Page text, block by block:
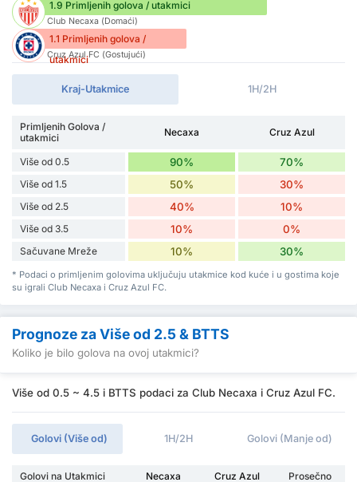
1.9 Primljenih golova / utakmici
Club Necaxa (Domaći)
1.1 Primljenih golova /
utakmici
Cruz Azul FC (Gostujući)
Kraj-Utakmice 1H/2H
Primljenih Golova /
utakmici
Necaxa Cruz Azul
Više od 0.5 90% 70%
Više od 1.5 50% 30%
Više od 2.5 40% 10%
Više od 3.5 10% 0%
Sačuvane Mreže 10% 30%
* Podaci o primljenim golovima uključuju utakmice kod kuće i u gostima koje
su igrali Club Necaxa i Cruz Azul FC.
Prognoze za Više od 2.5 & BTTS
Koliko je bilo golova na ovoj utakmici?
Više od 0.5 ~ 4.5 i BTTS podaci za Club Necaxa i Cruz Azul FC.
Golovi (Više od) 1H/2H Golovi (Manje od)
Golovi na Utakmici Necaxa Cruz Azul
Prosečno